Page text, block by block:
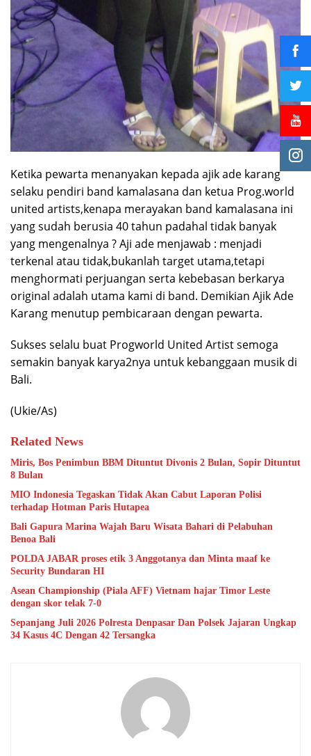
Ketika pewarta menanyakan kepada ajik ade karang
selaku pendiri band kamalasana dan ketua Prog.world
united artists,kenapa merayakan band kamalasana ini
yang sudah berusia 40 tahun padahal tidak banyak
yang mengenalnya ? Aji ade menjawab : menjadi
terkenal atau tidak,bukanlah target utama,tetapi
menghormati perjuangan serta kebebasan berkarya
original adalah utama kami di band. Demikian Ajik Ade
Karang menutup pembicaraan dengan pewarta.
Sukses selalu buat Progworld United Artist semoga
semakin banyak karya2nya untuk kebanggaan musik di
Bali.
(Ukie/As)
Related News
Miris, Bos Penimbun BBM Dituntut Divonis 2 Bulan, Sopir Dituntut
8 Bulan
MIO Indonesia Tegaskan Tidak Akan Cabut Laporan Polisi
terhadap Hotman Paris Hutapea
Bali Gapura Marina Wajah Baru Wisata Bahari di Pelabuhan
Benoa Bali
POLDA JABAR proses etik 3 Anggotanya dan Minta maaf ke
Security Bundaran HI
Asean Championship (Piala AFF) Vietnam hajar Timor Leste
dengan skor telak 7-0
Sepanjang Juli 2026 Polresta Denpasar Dan Polsek Jajaran Ungkap
34 Kasus 4C Dengan 42 Tersangka